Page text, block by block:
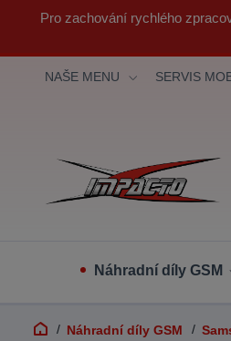
Pro zachování rychlého
NAŠE MENU SERVIS
Náhradní díly GSM
Náhradní díly GSM